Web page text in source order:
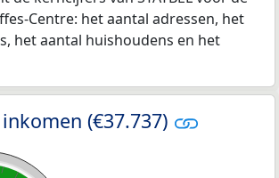
Centre: het aantal adressen, het
het aantal huishoudens en het
(€37.737)